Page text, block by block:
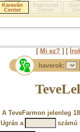
Karaván
Center
Kapcsolat
Center
[ Mi ez? ] [
haverok:
A TeveFarmon jelenleg
Ugrás a
számú